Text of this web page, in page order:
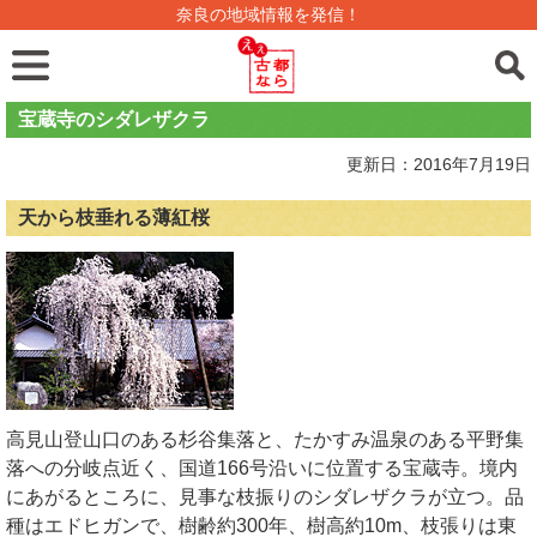
奈良の地域情報を発信！
宝蔵寺のシダレザクラ
更新日：2016年7月19日
天から枝垂れる薄紅桜
高見山登山口のある杉谷集落と、たかすみ温泉のある平野集
落への分岐点近く、国道166号沿いに位置する宝蔵寺。境内
にあがるところに、見事な枝振りのシダレザクラが立つ。品
種はエドヒガンで、樹齢約300年、樹高約10m、枝張りは東